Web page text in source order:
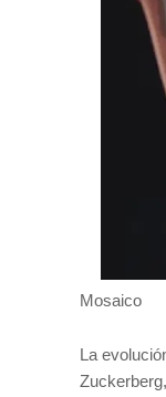
Mosaico
La